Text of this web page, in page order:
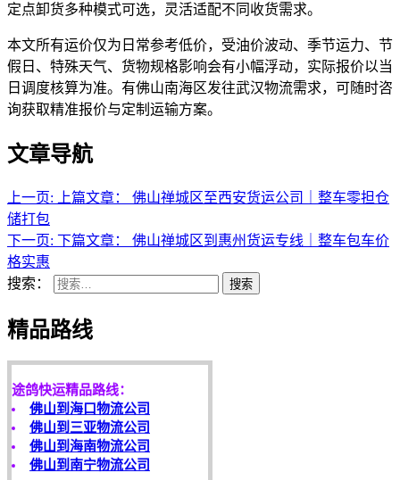
定点卸货多种模式可选，灵活适配不同收货需求。
本文所有运价仅为日常参考低价，受油价波动、季节运力、节
假日、特殊天气、货物规格影响会有小幅浮动，实际报价以当
日调度核算为准。有佛山南海区发往武汉物流需求，可随时咨
询获取精准报价与定制运输方案。
文章导航
上一页: 上篇文章：
佛山禅城区至西安货运公司｜整车零担仓
储打包
下一页: 下篇文章：
佛山禅城区到惠州货运专线｜整车包车价
格实惠
搜索：
搜索
精品路线
东成西就泰运！
途鸽快运精品路线：
佛山到海口物流公司
佛山到三亚物流公司
佛山到海南物流公司
佛山到南宁物流公司
客户是永远的朋友，